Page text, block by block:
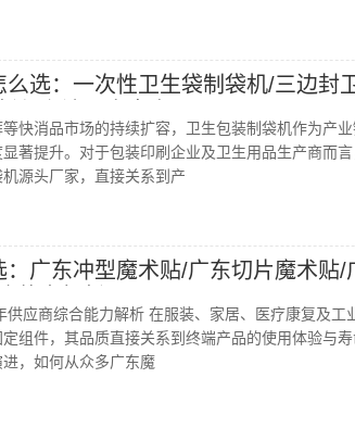
选：一次性卫生袋制袋机/三边封
快消品市场的持续扩容，卫生包装制袋机作为产
著提升。对于包装印刷企业及卫生用品生产商而
源头厂家，直接关系到产
广东冲型魔术贴/广东切片魔术贴/
应商综合能力解析 在服装、家居、医疗康复及工
组件，其品质直接关系到终端产品的使用体验与
，如何从众多广东魔